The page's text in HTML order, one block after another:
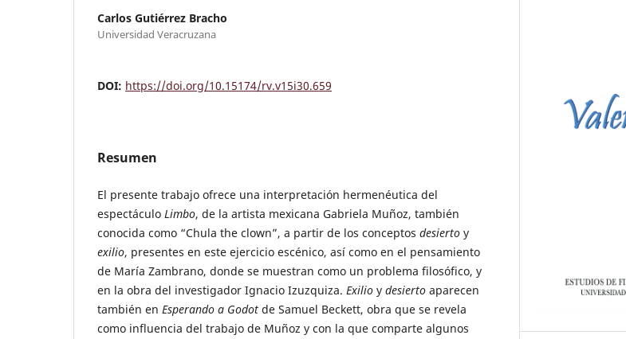
Carlos Gutiérrez Bracho
Universidad Veracruzana
DOI: https://doi.org/10.15174/rv.v15i30.659
Resumen
El presente trabajo ofrece una interpretación hermenéutica del
espectáculo Limbo, de la artista mexicana Gabriela Muñoz, también
conocida como “Chula the clown”, a partir de los conceptos desierto y
exilio, presentes en este ejercicio escénico, así como en el pensamiento
de María Zambrano, donde se muestran como un problema filosófico, y
en la obra del investigador Ignacio Izuzquiza. Exilio y desierto aparecen
también en Esperando a Godot de Samuel Beckett, obra que se revela
como influencia del trabajo de Muñoz y con la que comparte algunos